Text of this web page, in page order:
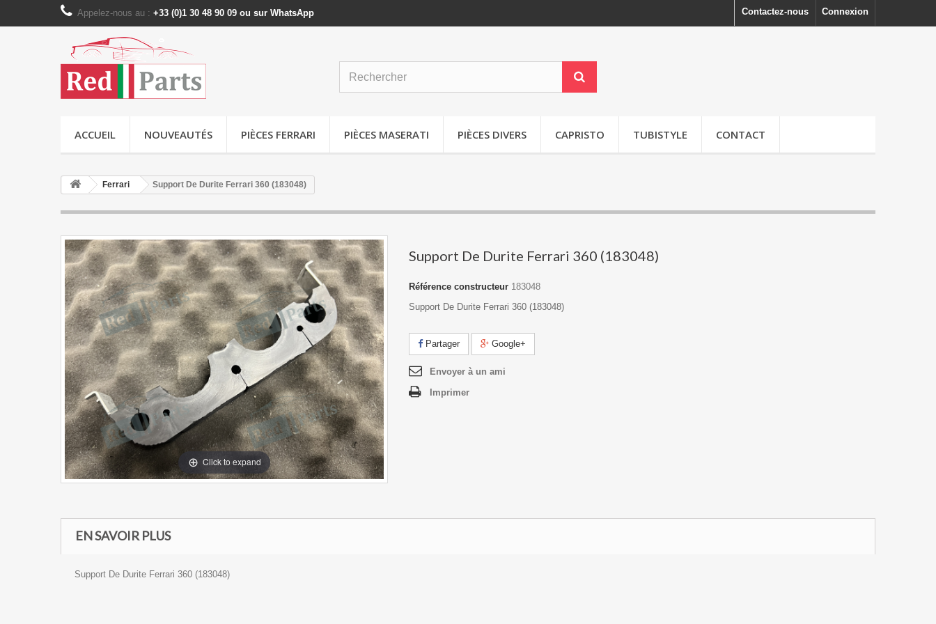
Connexion
Contactez-nous
Appelez-nous au : +33 (0)1 30 48 90 09 ou sur WhatsApp
ACCUEIL NOUVEAUTÉS PIÈCES FERRARI PIÈCES MASERATI PIÈCES DIVERS CAPRISTO TUBISTYLE CONTACT
Ferrari Support De Durite Ferrari 360 (183048)
Click to expand
Support De Durite Ferrari 360 (183048)
Référence constructeur 183048
Support De Durite Ferrari 360 (183048)
Partager Google+
Envoyer à un ami
Imprimer
EN SAVOIR PLUS
Support De Durite Ferrari 360 (183048)